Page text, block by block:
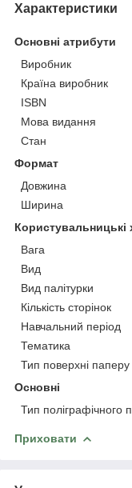
Характеристики
Основні атрибути
Виробник
Країна виробник
ISBN
Мова видання
Стан
Формат
Довжина
Ширина
Користувальницькі
Вага
Вид
Вид палітурки
Кількість сторінок
Навчальний період
Тематика
Тип поверхні паперу
Основні
Тип поліграфічного
Приховати